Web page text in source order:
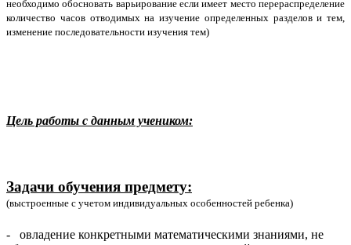
необходимо обосновать варьирование если имеет место перераспределение
количество часов отводимых на изучение определенных разделов и тем,
изменение последовательности изучения тем)
Цель работы с данным учеником:
Задачи обучения предмету:
(выстроенные с учетом индивидуальных особенностей ребенка)
- овладение конкретными математическими знаниями, не